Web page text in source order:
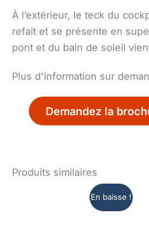
À l’extérieur, le teck du
refait et se présente en
pont et du bain de soleil
Plus d'information sur
Demandez la
Produits similaires
En baisse !